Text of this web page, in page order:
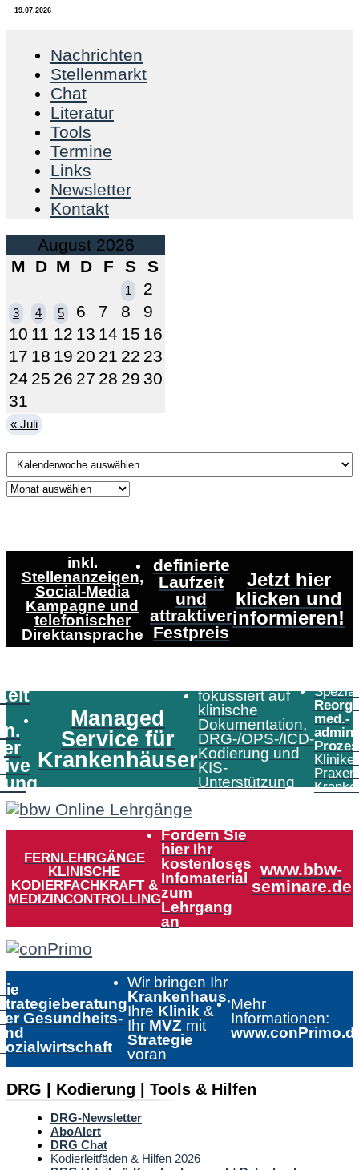
19.07.2026
Nachrichten
Stellenmarkt
Chat
Literatur
Tools
Termine
Links
Newsletter
Kontakt
August 2026
M
D M D F S S
1 2
3 4 5 6 7 8
9
10 11 12 13 14 15 16
17 18 19 20 21 22 23
24 25 26 27 28 29 30
31
« Juli
inkl.
Stellenanzeigen,
Social-Media
Kampagne und
telefonischer
Direktansprache
definierte
Laufzeit
und
attraktiver
Festpreis
Jetzt hier
klicken und
informieren!
Managed
Service für
Krankenhäuser
fokussiert auf
klinische
Dokumentation,
DRG-/OPS-/ICD-
Kodierung und
KIS-
Unterstützung
med.-
FERNLEHRGÄNGE
KLINISCHE
KODIERFACHKRAFT &
MEDIZINCONTROLLING
Fordern Sie
hier Ihr
kostenloses
Infomaterial
zum
Lehrgang
an
www.bbw-
seminare.de
Gesundheits-
Wir bringen Ihr
Krankenhaus,
Ihre Klinik &
Ihr MVZ mit
Strategie
voran
Mehr
Informationen:
DRG | Kodierung | Tools & Hilfen
DRG-Newsletter
AboAlert
DRG Chat
Kodierleitfäden & Hilfen 2026